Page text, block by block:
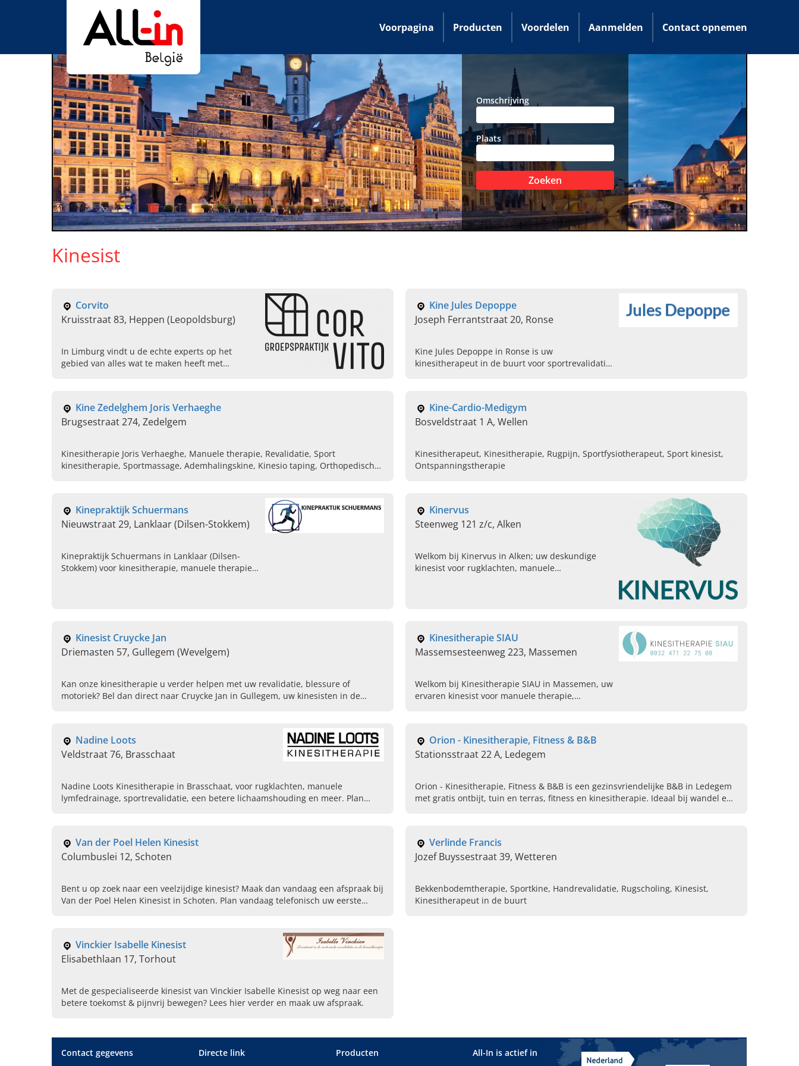
Voorpagina Producten Voordelen Aanmelden Contact opnemen
Omschrijving
Plaats
Zoeken
Kinesist
Corvito
Kruisstraat 83, Heppen (Leopoldsburg)
In Limburg vindt u de echte experts op het
gebied van alles wat te maken heeft met
Kine Jules Depoppe
Joseph Ferrantstraat 20, Ronse
Kine Jules Depoppe in Ronse is uw
kinesitherapeut in de buurt voor sportrevalidatie,
Kine Zedelghem Joris Verhaeghe
Brugsestraat 274, Zedelgem
Kinesitherapie Joris Verhaeghe, Manuele therapie, Revalidatie, Sport
kinesitherapie, Sportmassage, Ademhalingskine, Kinesio taping, Orthopedische
Kine-Cardio-Medigym
Bosveldstraat 1 A, Wellen
Kinesitherapeut, Kinesitherapie, Rugpijn, Sportfysiotherapeut, Sport kinesist,
Ontspanningstherapie
Kinepraktijk Schuermans
Nieuwstraat 29, Lanklaar (Dilsen-Stokkem)
Kinepraktijk Schuermans in Lanklaar (Dilsen-
Stokkem) voor kinesitherapie, manuele therapie,
Kinervus
Steenweg 121 z/c, Alken
Welkom bij Kinervus in Alken; uw deskundige
kinesist voor rugklachten, manuele
Kinesist Cruycke Jan
Driemasten 57, Gullegem (Wevelgem)
Kan onze kinesitherapie u verder helpen met uw revalidatie, blessure of
motoriek? Bel dan direct naar Cruycke Jan in Gullegem, uw kinesisten in de
Kinesitherapie SIAU
Massemsesteenweg 223, Massemen
Welkom bij Kinesitherapie SIAU in Massemen, uw
ervaren kinesist voor manuele therapie,
Nadine Loots
Veldstraat 76, Brasschaat
Nadine Loots Kinesitherapie in Brasschaat, voor rugklachten, manuele
lymfedrainage, sportrevalidatie, een betere lichaamshouding en meer. Plan
Orion - Kinesitherapie, Fitness & B&B
Stationsstraat 22 A, Ledegem
Orion - Kinesitherapie, Fitness & B&B is een gezinsvriendelijke B&B in Ledegem
met gratis ontbijt, tuin en terras, fitness en kinesitherapie. Ideaal bij wandel en
Van der Poel Helen Kinesist
Columbuslei 12, Schoten
Bent u op zoek naar een veelzijdige kinesist? Maak dan vandaag een afspraak bij
Van der Poel Helen Kinesist in Schoten. Plan vandaag telefonisch uw eerste
Verlinde Francis
Jozef Buyssestraat 39, Wetteren
Bekkenbodemtherapie, Sportkine, Handrevalidatie, Rugscholing, Kinesist,
Kinesitherapeut in de buurt
Vinckier Isabelle Kinesist
Elisabethlaan 17, Torhout
Met de gespecialiseerde kinesist van Vinckier Isabelle Kinesist op weg naar een
betere toekomst & pijnvrij bewegen? Lees hier verder en maak uw afspraak.
Contact gegevens Directe link Producten All-In is actief in